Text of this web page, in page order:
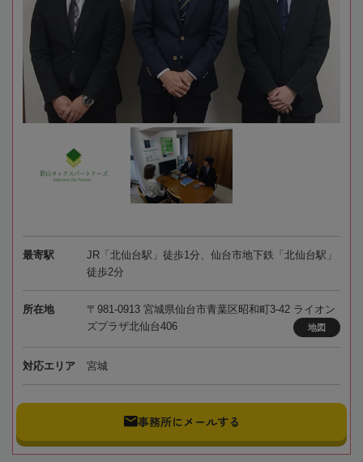
最寄駅
JR「北仙台駅」徒歩1分、仙台市地下鉄「北仙台駅」
徒歩2分
所在地
〒981-0913 宮城県仙台市青葉区昭和町3-42 ライオン
ズプラザ北仙台406
地図
対応エリア 宮城
事務所にメールする